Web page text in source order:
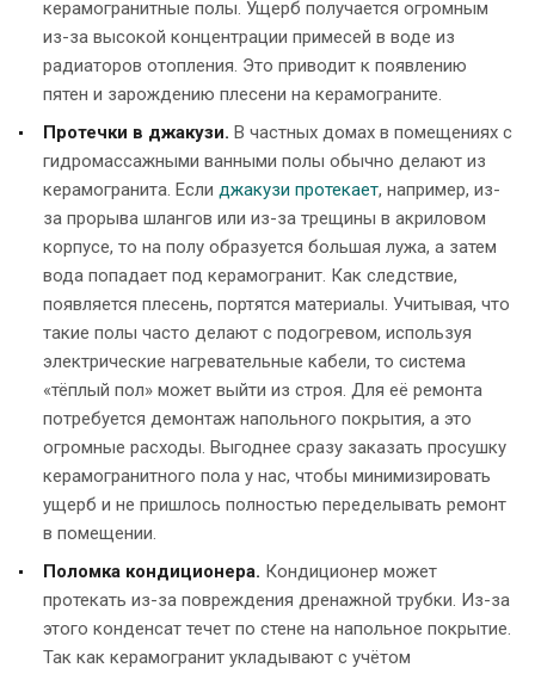
керамогранитные полы. Ущерб получается огромным
из-за высокой концентрации примесей в воде из
радиаторов отопления. Это приводит к появлению
пятен и зарождению плесени на керамограните.
Протечки в джакузи. В частных домах в помещениях с
гидромассажными ванными полы обычно делают из
керамогранита. Если джакузи протекает, например, из-
за прорыва шлангов или из-за трещины в акриловом
корпусе, то на полу образуется большая лужа, а затем
вода попадает под керамогранит. Как следствие,
появляется плесень, портятся материалы. Учитывая, что
такие полы часто делают с подогревом, используя
электрические нагревательные кабели, то система
«тёплый пол» может выйти из строя. Для её ремонта
потребуется демонтаж напольного покрытия, а это
огромные расходы. Выгоднее сразу заказать просушку
керамогранитного пола у нас, чтобы минимизировать
ущерб и не пришлось полностью переделывать ремонт
в помещении.
Поломка кондиционера. Кондиционер может
протекать из-за повреждения дренажной трубки. Из-за
этого конденсат течет по стене на напольное покрытие.
Так как керамогранит укладывают с учётом